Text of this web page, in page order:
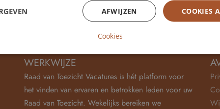
regionale betrokkenheid en kennis van de Friese
WERKWIJZE
Raad van Toezicht Vacatures is hét platform voor
het vinden van ervaren en betrokken leden voor uw
Raad van Toezicht. Wekelijks bereiken we
COOKIES
AFWIJZEN
Cookies